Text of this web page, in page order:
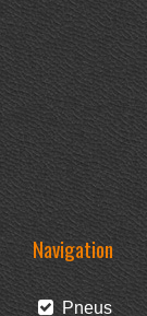
Navigation
Pneus